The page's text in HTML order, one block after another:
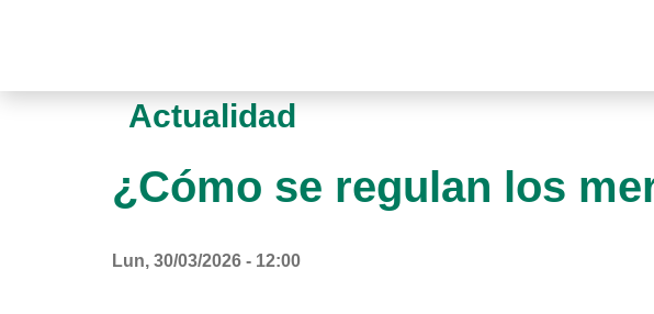
Actualidad
¿Cómo se regulan los
Lun, 30/03/2026 - 12:00